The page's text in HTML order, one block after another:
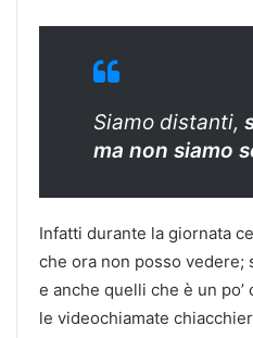
Siamo distanti,
ma non siamo
Infatti durante la giornata
che ora non posso vedere;
e anche quelli che è un
le videochiamate